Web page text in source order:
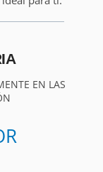
EN LAS